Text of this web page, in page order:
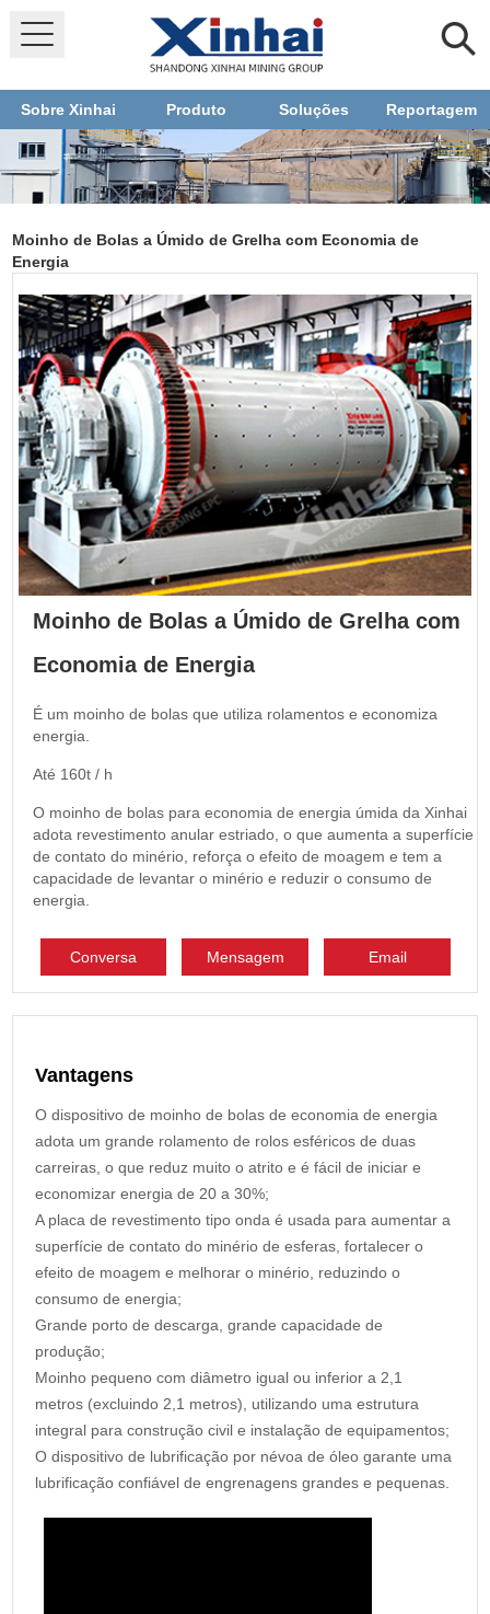
Sobre Xinhai Produto Soluções Reportagem
Moinho de Bolas a Úmido de Grelha com Economia de
Energia
Moinho de Bolas a Úmido de Grelha com
Economia de Energia
É um moinho de bolas que utiliza rolamentos e economiza
energia.
Até 160t / h
O moinho de bolas para economia de energia úmida da Xinhai
adota revestimento anular estriado, o que aumenta a superfície
de contato do minério, reforça o efeito de moagem e tem a
capacidade de levantar o minério e reduzir o consumo de
energia.
Conversa Mensagem Email
Vantagens
O dispositivo de moinho de bolas de economia de energia
adota um grande rolamento de rolos esféricos de duas
carreiras, o que reduz muito o atrito e é fácil de iniciar e
economizar energia de 20 a 30%;
A placa de revestimento tipo onda é usada para aumentar a
superfície de contato do minério de esferas, fortalecer o
efeito de moagem e melhorar o minério, reduzindo o
consumo de energia;
Grande porto de descarga, grande capacidade de
produção;
Moinho pequeno com diâmetro igual ou inferior a 2,1
metros (excluindo 2,1 metros), utilizando uma estrutura
integral para construção civil e instalação de equipamentos;
O dispositivo de lubrificação por névoa de óleo garante uma
lubrificação confiável de engrenagens grandes e pequenas.